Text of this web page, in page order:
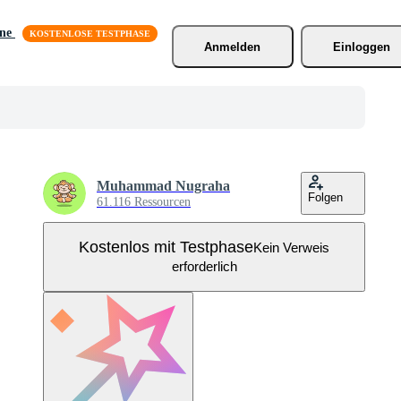
Anmelden
Einloggen
Muhammad Nugraha
61.116 Ressourcen Folgen
Kostenlos mit TestphaseKein Verweis
erforderlich